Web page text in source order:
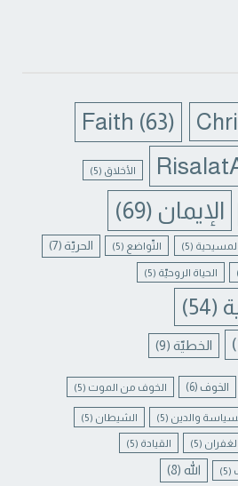
Faith (63)
الأخلاق (5)
الإيمان (69)
المسيحية (5) التّواضع (5) الحريّة (7)
الحياة الروحيّة (5)
(54)
الخطيّة (9)
الخوف (6) الخوف من الموت (5)
والدين (5) الشيطان (5)
الغفران (5) القيادة (5)
(5) الله (8)